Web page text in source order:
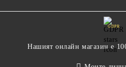
GDPR
Нашият онлайн магазин е